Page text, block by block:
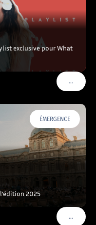
exclusive pour What
…VOIR
ÉMERGENCE
2025
…VOIR